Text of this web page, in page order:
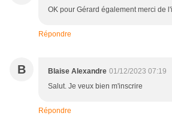
OK pour Gérard également merci de
Répondre
B Blaise Alexandre 01/12/2023 07:19
Salut. Je veux bien m'inscrire
Répondre